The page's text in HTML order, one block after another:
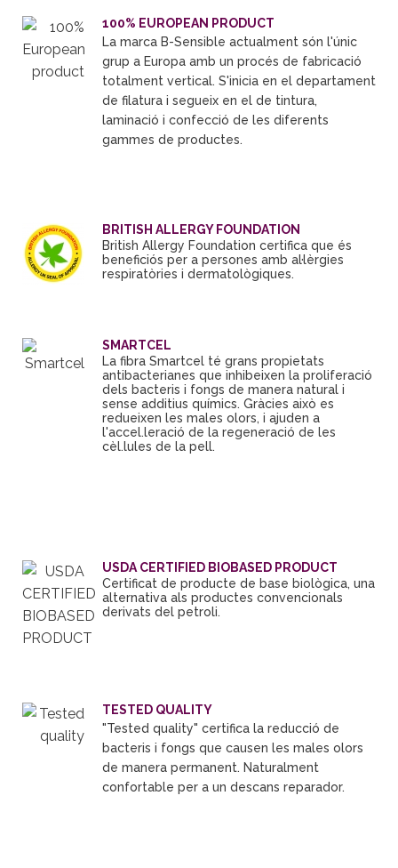
100% EUROPEAN PRODUCT
La marca B-Sensible actualment són l'únic
grup a Europa amb un procés de fabricació
totalment vertical. S'inicia en el departament
de filatura i segueix en el de tintura,
laminació i confecció de les diferents
gammes de productes.
BRITISH ALLERGY FOUNDATION
British Allergy Foundation certifica que és
beneficiós per a persones amb al·lèrgies
respiratòries i dermatològiques.
SMARTCEL
La fibra Smartcel té grans propietats
antibacterianes que inhibeixen la proliferació
dels bacteris i fongs de manera natural i
sense additius químics. Gràcies això es
redueixen les males olors, i ajuden a
l'accel.leració de la regeneració de les
cèl.lules de la pell.
USDA CERTIFIED BIOBASED PRODUCT
Certificat de producte de base biològica, una
alternativa als productes convencionals
derivats del petroli.
TESTED QUALITY
"Tested quality" certifica la reducció de
bacteris i fongs que causen les males olors
de manera permanent. Naturalment
confortable per a un descans reparador.